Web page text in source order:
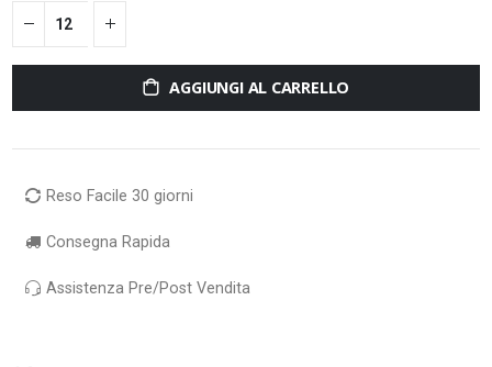
AGGIUNGI AL CARRELLO
Reso Facile 30 giorni
Consegna Rapida
Assistenza Pre/Post Vendita